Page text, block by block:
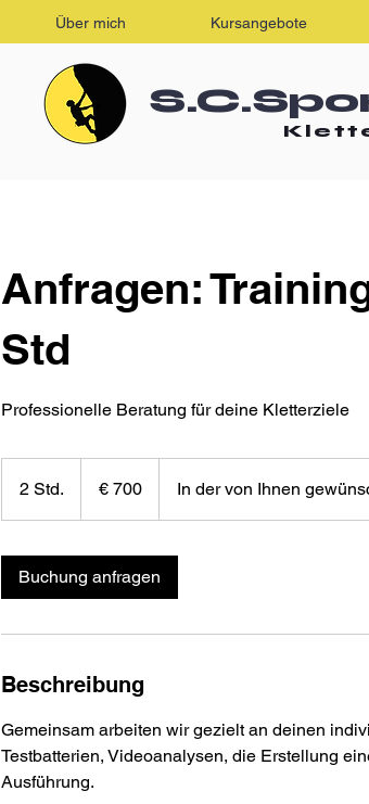
Über mich Kursangebote
Anfragen:
Std
Professionelle Beratung für deine Kletterziele
2 Std.
S
€ 700 In der von Ihnen
Buchung anfragen
Beschreibung
Gemeinsam arbeiten wir gezielt an deinen
Testbatterien, Videoanalysen, die Erstellung
Ausführung.